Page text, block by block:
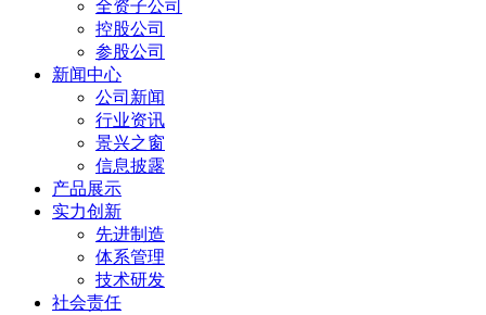
全资子公司
控股公司
参股公司
新闻中心
公司新闻
行业资讯
景兴之窗
信息披露
产品展示
实力创新
先进制造
体系管理
技术研发
社会责任